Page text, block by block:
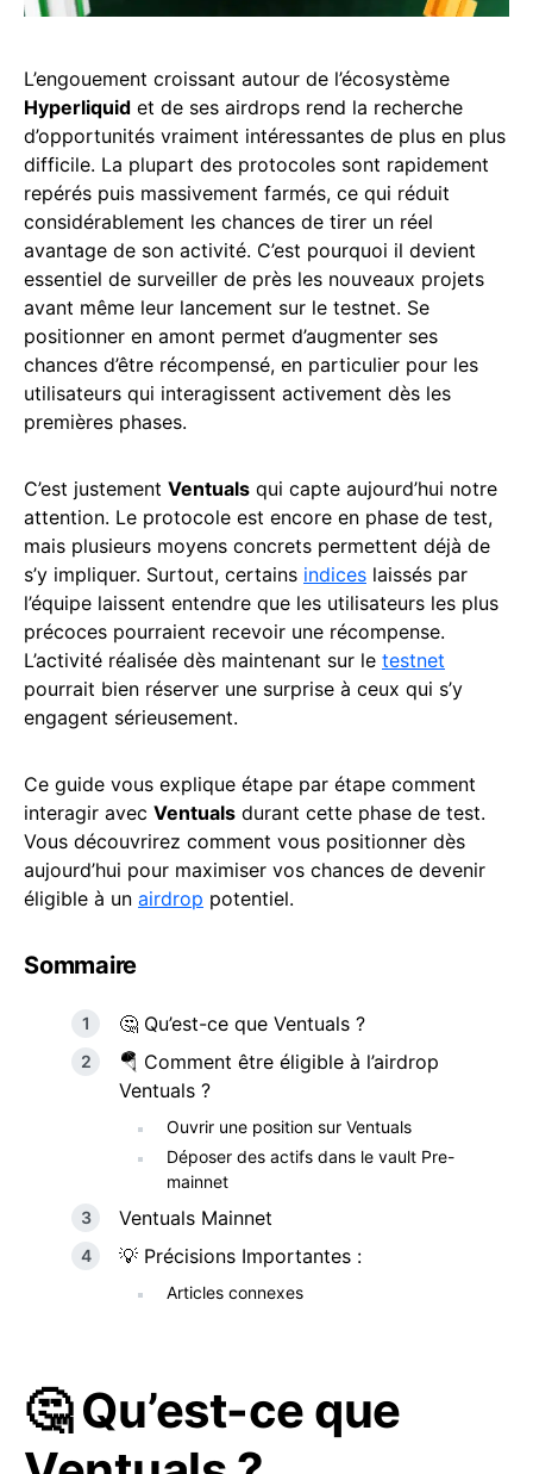
L’engouement croissant autour de l’écosystème
Hyperliquid et de ses airdrops rend la recherche
d’opportunités vraiment intéressantes de plus en plus
difficile. La plupart des protocoles sont rapidement
repérés puis massivement farmés, ce qui réduit
considérablement les chances de tirer un réel
avantage de son activité. C’est pourquoi il devient
essentiel de surveiller de près les nouveaux projets
avant même leur lancement sur le testnet. Se
positionner en amont permet d’augmenter ses
chances d’être récompensé, en particulier pour les
utilisateurs qui interagissent activement dès les
premières phases.
C’est justement Ventuals qui capte aujourd’hui notre
attention. Le protocole est encore en phase de test,
mais plusieurs moyens concrets permettent déjà de
s’y impliquer. Surtout, certains indices laissés par
l’équipe laissent entendre que les utilisateurs les plus
précoces pourraient recevoir une récompense.
L’activité réalisée dès maintenant sur le testnet
pourrait bien réserver une surprise à ceux qui s’y
engagent sérieusement.
Ce guide vous explique étape par étape comment
interagir avec Ventuals durant cette phase de test.
Vous découvrirez comment vous positionner dès
aujourd’hui pour maximiser vos chances de devenir
éligible à un airdrop potentiel.
Sommaire
🤔 Qu’est-ce que Ventuals ?
🪂 Comment être éligible à l’airdrop
Ventuals ?
Ouvrir une position sur Ventuals
Déposer des actifs dans le vault Pre-
mainnet
Ventuals Mainnet
💡 Précisions Importantes :
Articles connexes
🤔 Qu’est-ce que